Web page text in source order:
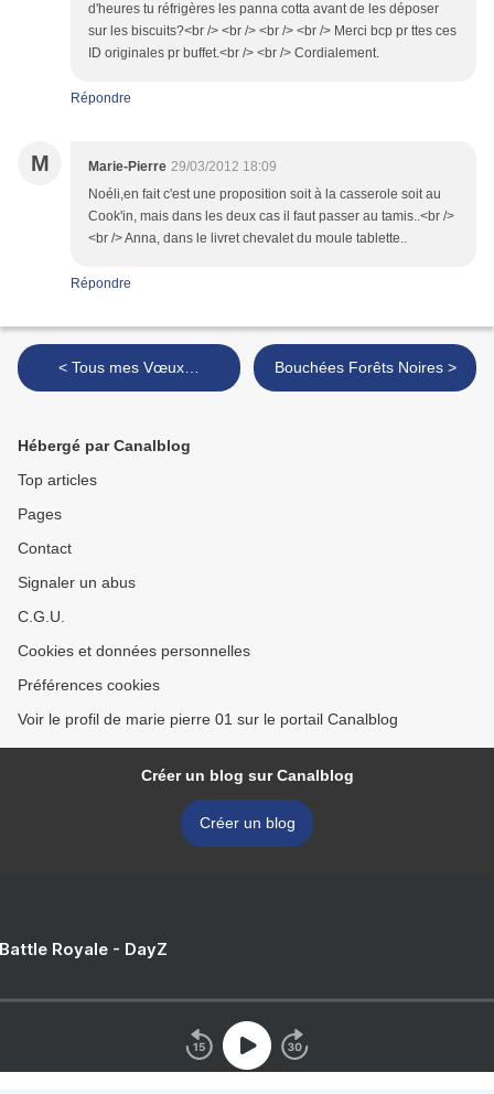
d'heures tu réfrigères les panna cotta avant de les déposer
sur les biscuits?<br /> <br /> <br /> <br /> Merci bcp pr ttes ces
ID originales pr buffet.<br /> <br /> Cordialement.
Répondre
M Marie-Pierre 29/03/2012 18:09
Noéli,en fait c'est une proposition soit à la casserole soit au
Cook'in, mais dans les deux cas il faut passer au tamis..<br />
<br /> Anna, dans le livret chevalet du moule tablette..
Répondre
< Tous mes Vœux… Bouchées Forêts Noires >
Hébergé par Canalblog
Top articles
Pages
Contact
Signaler un abus
C.G.U.
Cookies et données personnelles
Préférences cookies
Voir le profil de marie pierre 01 sur le portail Canalblog
Créer un blog sur Canalblog
Créer un blog
Royale - DayZ